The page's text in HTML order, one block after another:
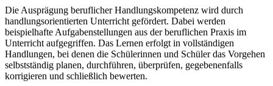
Die Ausprägung beruflicher Handlungskompetenz wird durch
handlungsorientierten Unterricht gefördert. Dabei werden
beispielhafte Aufgabenstellungen aus der beruflichen Praxis im
Unterricht aufgegriffen. Das Lernen erfolgt in vollständigen
Handlungen, bei denen die Schülerinnen und Schüler das Vorgehen
selbstständig planen, durchführen, überprüfen, gegebenenfalls
korrigieren und schließlich bewerten.